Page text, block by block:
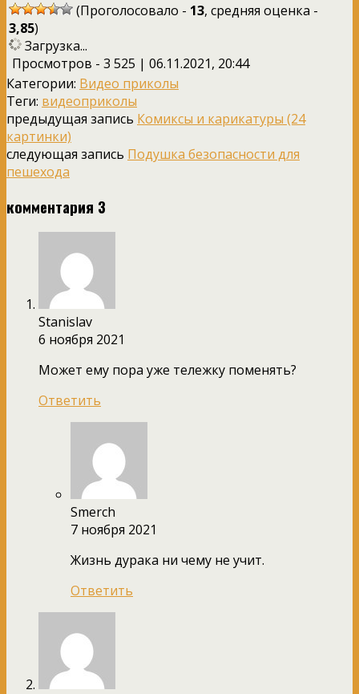
(Проголосовало - 13, средняя оценка -
3,85)
Загрузка...
Просмотров - 3 525 | 06.11.2021, 20:44
Категории: Видео приколы
Теги: видеоприколы
предыдущая запись Комиксы и карикатуры (24
картинки)
следующая запись Подушка безопасности для
пешехода
комментария 3
Stanislav
6 ноября 2021
Может ему пора уже тележку поменять?
Ответить
Smerch
7 ноября 2021
Жизнь дурака ни чему не учит.
Ответить